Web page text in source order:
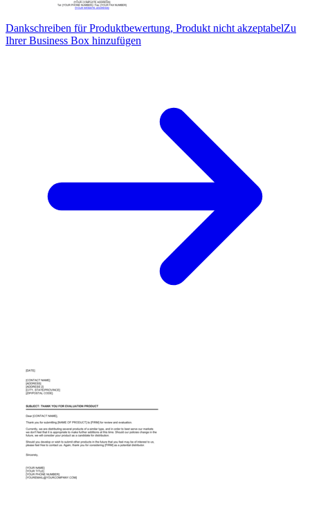
Dankschreiben für Produktbewertung, Produkt nicht akzeptabelZu
Ihrer Business Box hinzufügen